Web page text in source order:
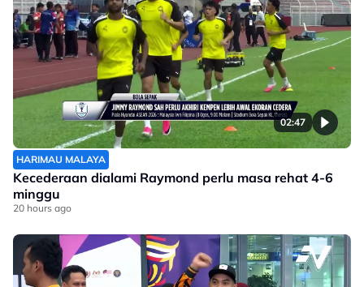
02:47
HARIMAU MALAYA
Kecederaan dialami Raymond perlu masa rehat 4-6
minggu
20 hours ago